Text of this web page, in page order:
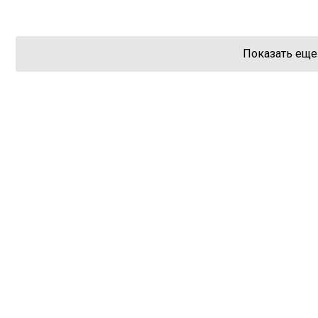
Показать